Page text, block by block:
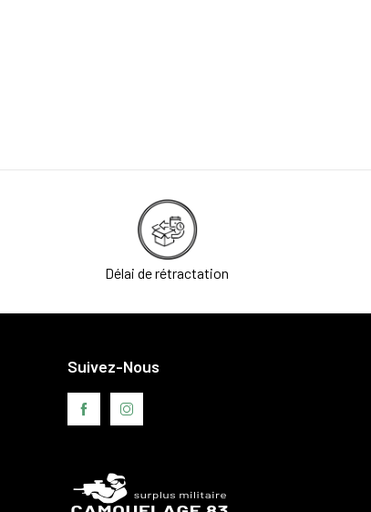
Délai de rétractation
Suivez-Nous